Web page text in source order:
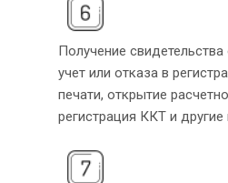
Получение
учет или отказа в
печати, открытие
регистрация ККТ и